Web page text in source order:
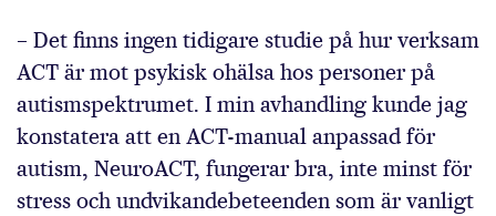
– Det finns ingen tidigare studie på hur verksam
ACT är mot psykisk ohälsa hos personer på
autismspektrumet. I min avhandling kunde jag
konstatera att en ACT-manual anpassad för
autism, NeuroACT, fungerar bra, inte minst för
stress och undvikandebeteenden som är vanligt